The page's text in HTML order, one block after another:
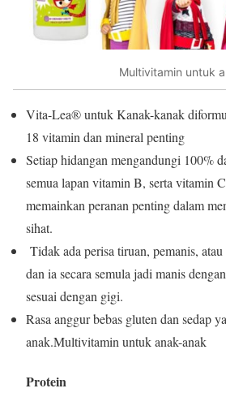
Multivitamin untuk
Vita-Lea® untuk Kanak-kanak
18 vitamin dan mineral penting
Setiap hidangan mengandungi 100%
semua lapan vitamin B, serta vitamin
memainkan peranan penting dalam
sihat.
Tidak ada perisa tiruan, pemanis,
dan ia secara semula jadi manis
sesuai dengan gigi.
Rasa anggur bebas gluten dan sedap
anak.Multivitamin untuk anak-anak
Protein